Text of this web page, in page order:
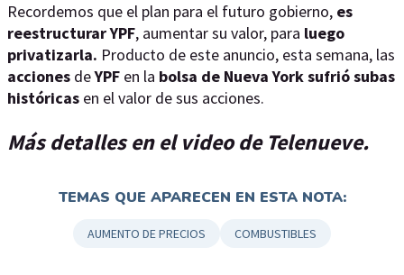
Recordemos que el plan para el futuro gobierno, es
reestructurar YPF, aumentar su valor, para luego
privatizarla. Producto de este anuncio, esta semana, las
acciones deYPF en la bolsa de Nueva York sufrió subas
históricas en el valor de sus acciones.
Más detalles en el video de Telenueve.
TEMAS QUE APARECEN EN ESTA NOTA:
AUMENTO DE PRECIOS COMBUSTIBLES